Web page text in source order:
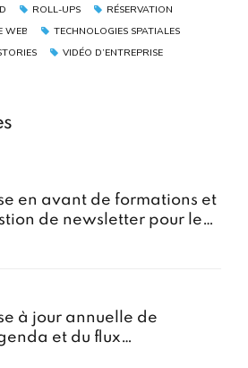
ROLL-UPS
RÉSERVATION
WEB
TECHNOLOGIES SPATIALES
VIDÉO D’ENTREPRISE
en avant de formations et
de newsletter pour le
à jour annuelle de
et du flux